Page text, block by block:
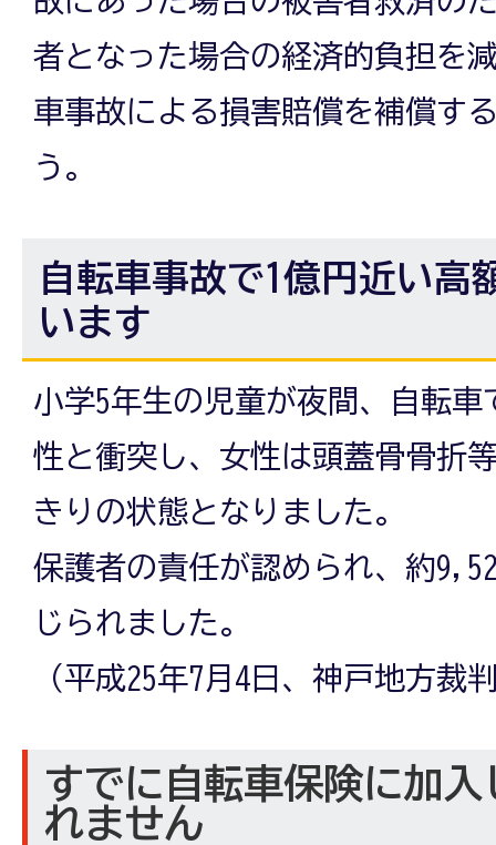
者となった場合の経済的負担を
車事故による損害賠償を補償す
う。
自転車事故で1億円近い高
います
小学5年生の児童が夜間、自転
性と衝突し、女性は頭蓋骨骨折
きりの状態となりました。
保護者の責任が認められ、約
じられました。
（平成25年7月4日、神戸地方裁
すでに自転車保険に加
れません